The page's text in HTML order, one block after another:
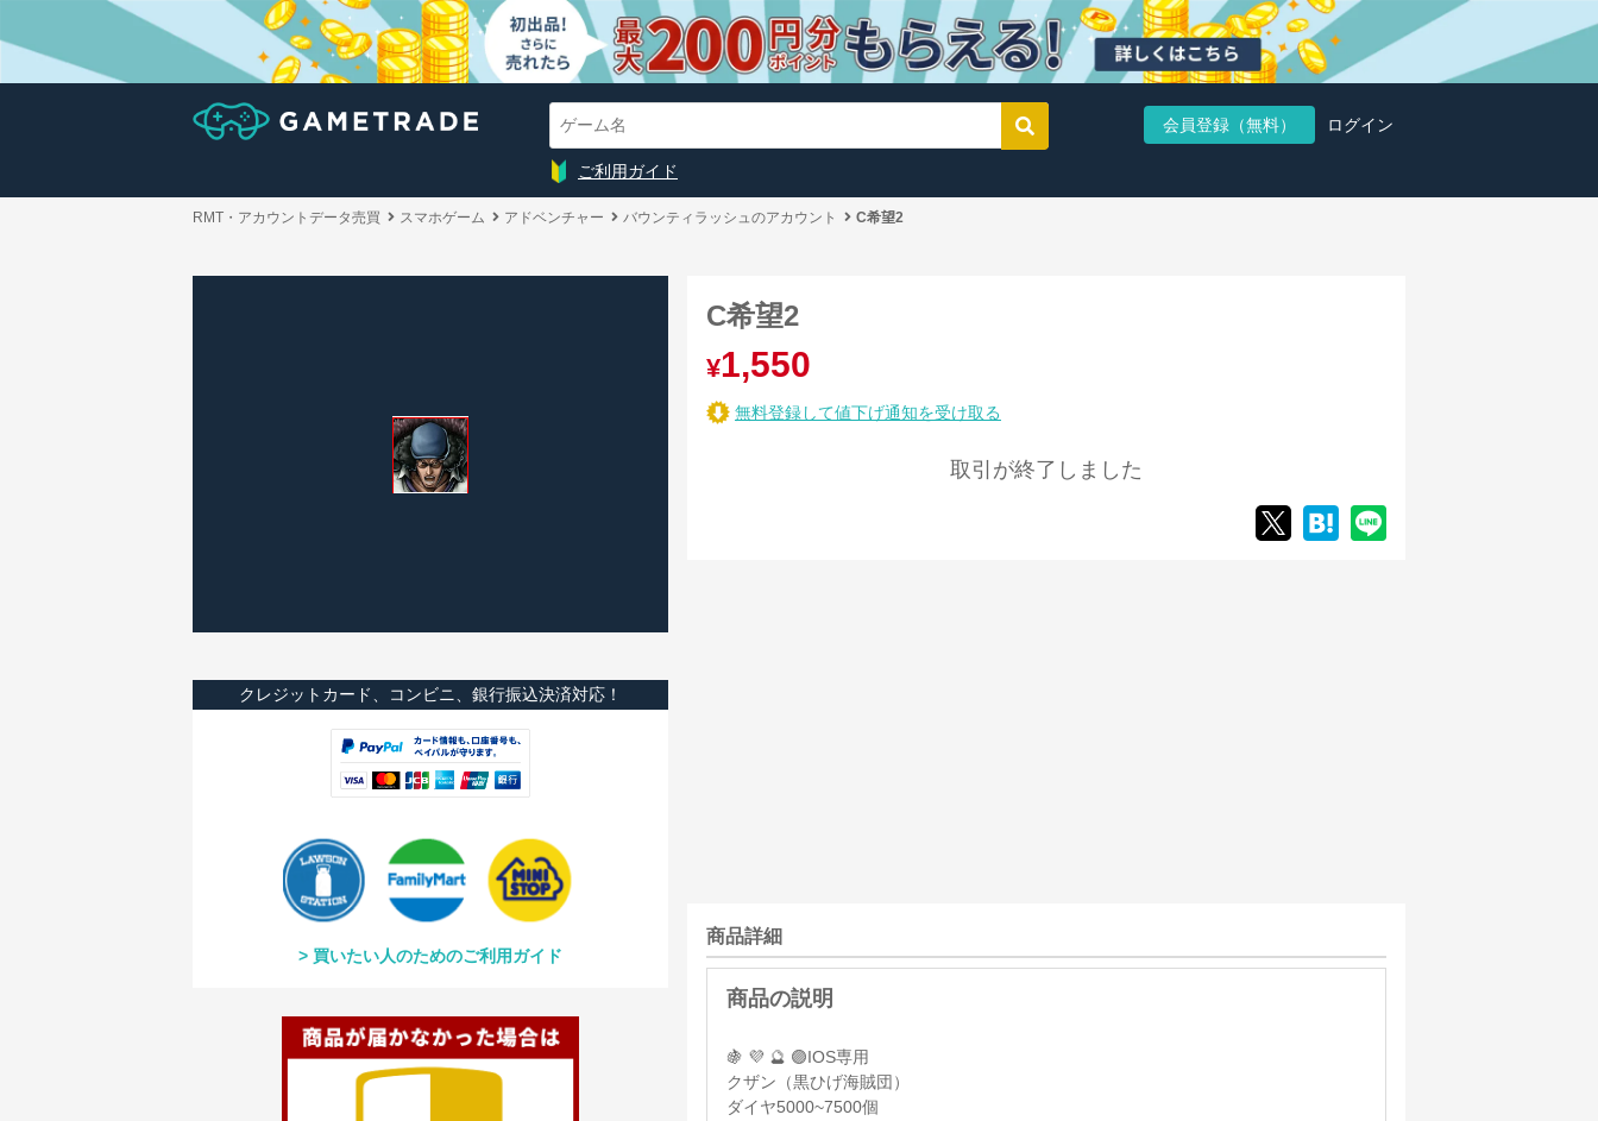
会員登録（無料） ログイン
ご利用ガイド
RMT・アカウントデータ売買 スマホゲーム アドベンチャー バウンティラッシュのアカウント C希望2
クレジットカード、コンビニ、銀行振込決済対応！
買いたい人のためのご利用ガイド
C希望2
¥1,550
無料登録して値下げ通知を受け取る
取引が終了しました
商品詳細
🍇 💜 🔮 🟣IOS専用
クザン（黒ひげ海賊団）
ダイヤ5000~7500個